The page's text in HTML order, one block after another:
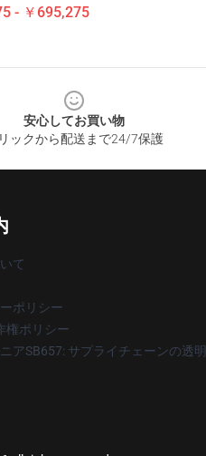
- ￥695,275
安心してお買い物
ックから配送まで24/7保護
て
ポリシー
権ポリシー
アSB657: サプライチェーンの透明